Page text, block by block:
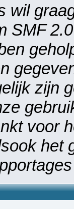
wil
SMF
zijn
voor
het